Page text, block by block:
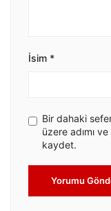
İsim *
Bir dahaki
üzere adımı
kaydet.
Yorumu